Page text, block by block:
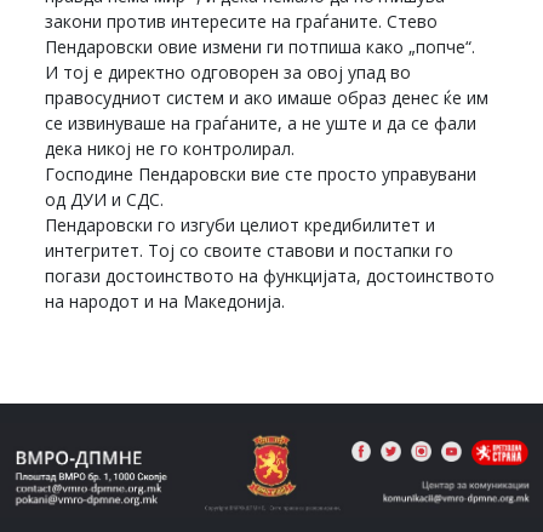
закони против интересите на граѓаните. Стево
Пендаровски овие измени ги потпиша како „попче“.
И тој е директно одговорен за овој упад во
правосудниот систем и ако имаше образ денес ќе им
се извинуваше на граѓаните, а не уште и да се фали
дека никој не го контролирал.
Господине Пендаровски вие сте просто управувани
од ДУИ и СДС.
Пендаровски го изгуби целиот кредибилитет и
интегритет. Тој со своите ставови и постапки го
погази достоинството на функцијата, достоинството
на народот и на Македонија.